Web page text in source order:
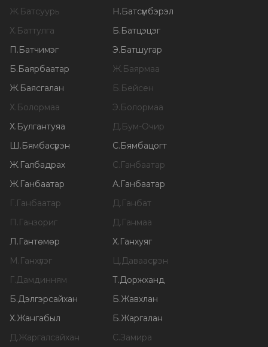
Ж.Батсуурь Н.Батсүмбэрэл
Х.Баттулга Б.Батцэцэг
П.Батчимэг Э.Батшугар
Б.Баярбаатар Ж.Баярмаа
Ж.Баясгалан Б.Бейсен
Х.Болормаа Э.Болормаа
Х.Булгантуяа Д.Бум-Очир
Ш.Бямбасүрэн С.Бямбацогт
Ж.Галбадрах С.Ганбаатар
Ж.Ганбаатар А.Ганбаатар
Г.Ганбаатар Д.Ганбат
П.Ганзориг Д.Ганмаа
Л.Гантөмөр Х.Ганхуяг
М.Ганхүлэг Ц.Даваасүрэн
Г.Дамдинням Т.Доржханд
Б.Дэлгэрсайхан Б.Жавхлан
Х.Жангабыл Б.Жаргалан
Д.Жаргалсайхан С.Замира